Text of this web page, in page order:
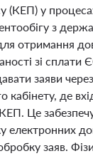
(КЕП) у
з
отримання
зі
заяви
кабінету, де
Це
електронних
заяв.